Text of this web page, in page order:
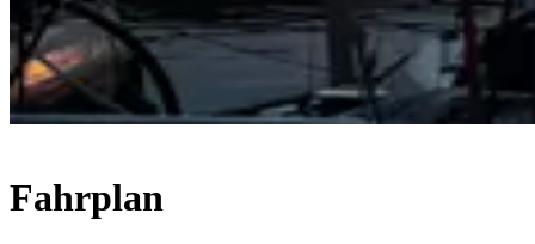
Fahrplan